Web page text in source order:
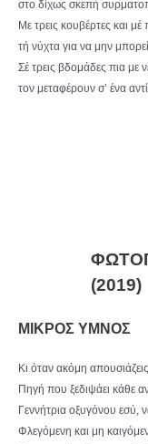
στο δίχως σκεπή
Με τρεις κουβέρτες και
τή νύχτα για να μην
Σέ τρεις βδομάδες πια με
τον μεταφέρουν σ’ ένα
(2019)
ΜΙΚΡΟΣ ΥΜΝΟΣ
Κι όταν ακόμη
Πηγή που ξεδιψάει κάθε
Γεννήτρια οξυγόνου εσύ,
Φλεγόμενη και μη